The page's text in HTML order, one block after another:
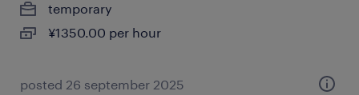
temporary
¥1350.00 per hour
posted 26 september 2025